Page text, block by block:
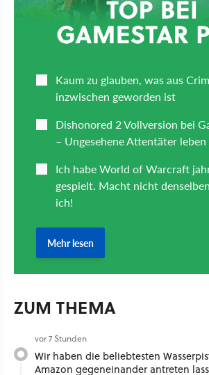
ZUM THEMA
vor 7 Stunden
Wir haben die beliebtesten
Amazon gegeneinander antreten